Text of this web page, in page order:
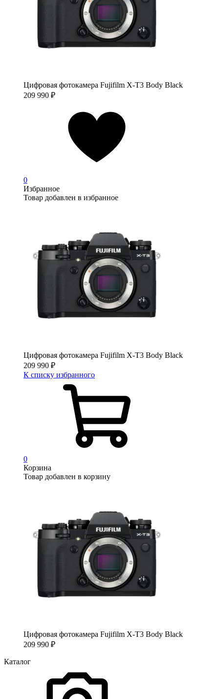
Цифровая фотокамера Fujifilm X-T3 Body Black
209 990 ₽
0
Избранное
Товар добавлен в избранное
Цифровая фотокамера Fujifilm X-T3 Body Black
209 990 ₽
К списку избранного
0
Корзина
Товар добавлен в корзину
Цифровая фотокамера Fujifilm X-T3 Body Black
209 990 ₽
Каталог